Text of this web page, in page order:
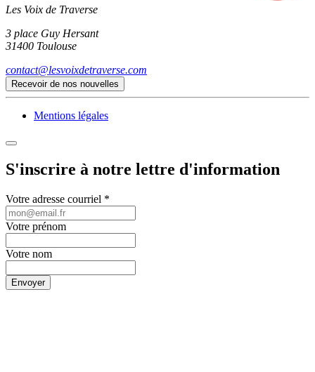
Les Voix de Traverse
3 place Guy Hersant
31400 Toulouse
contact@lesvoixdetraverse.com
Recevoir de nos nouvelles
Mentions légales
S'inscrire à notre lettre d'information
Votre adresse courriel *
Votre prénom
Votre nom
Envoyer